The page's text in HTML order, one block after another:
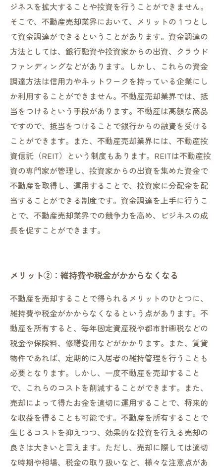
ジネスを拡大することや投資を行うことができません。
そこで、不動産売却業界において、メリットの１つとし
て資金調達ができるということがあります。資金調達の
方法としては、銀行融資や投資家からの出資、クラウド
ファンディングなどがあります。しかし、これらの資金
調達方法は信用力やネットワークを持っている企業にし
か利用することができません。不動産売却業界では、抵
当をつけるという手段があります。不動産は高額な商品
ですので、抵当をつけることで銀行からの融資を受ける
ことができます。また、不動産売却業界には、不動産投
資信託（REIT）という制度もあります。REITは不動産投
資の専門家が管理し、投資家からの出資を集めた資金で
不動産を取得し、運用することで、投資家に分配金を配
当することができる制度です。資金調達を上手に行うこ
とで、不動産売却業界での競争力を高め、ビジネスの成
長を促すことができます。
メリット②：維持費や税金がかからなくなる
不動産を売却することで得られるメリットのひとつに、
維持費や税金がかからなくなるという点があります。不
動産を所有すると、毎年固定資産税や都市計画税などの
税金や保険料、修繕費用などがかかります。また、賃貸
物件であれば、定期的に入居者の維持管理を行うことも
必要となります。しかし、一度不動産を売却すること
で、これらのコストを削減することができます。また、
売却によって得たお金を適切に運用することで、将来的
な収益を得ることも可能です。不動産を所有することで
生じるコストを抑えつつ、効果的な投資を行える売却の
良さは大きいと言えます。ただし、売却に際しては適切
な時期や相場、税金の取り扱いなど、様々な注意点があ